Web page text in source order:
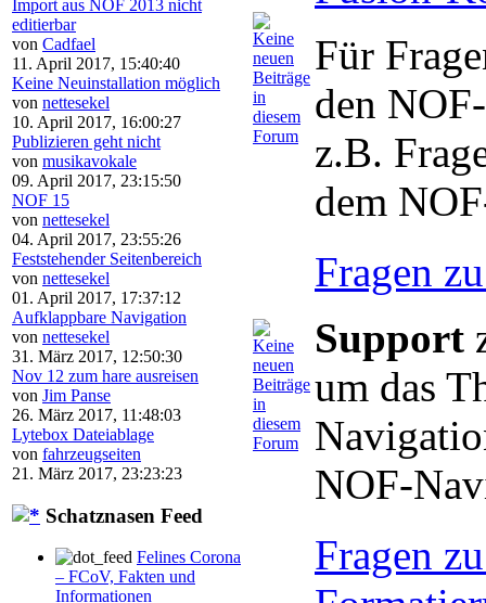
Import aus NOF 2013 nicht
editierbar
von Cadfael
11. April 2017, 15:40:40
Keine Neuinstallation möglich
von nettesekel
10. April 2017, 16:00:27
Publizieren geht nicht
von musikavokale
09. April 2017, 23:15:50
NOF 15
von nettesekel
04. April 2017, 23:55:26
Feststehender Seitenbereich
von nettesekel
01. April 2017, 17:37:12
Aufklappbare Navigation
von nettesekel
31. März 2017, 12:50:30
Nov 12 zum hare ausreisen
von Jim Panse
26. März 2017, 11:48:03
Lytebox Dateiablage
von fahrzeugseiten
21. März 2017, 23:23:23
Schatznasen Feed
Felines Corona
– FCoV, Fakten und
Informationen
Für
den
z.B.
dem
Fragen
Support
um das
NOF-
Fragen